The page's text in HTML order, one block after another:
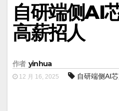
自研端侧AI
高薪招人
作者 yinhua
12 月 16, 2025 自研端侧AI